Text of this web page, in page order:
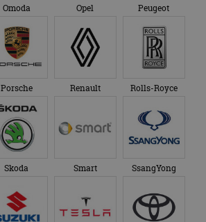
Omoda Opel Peugeot
Porsche Renault Rolls-Royce
Skoda Smart SsangYong